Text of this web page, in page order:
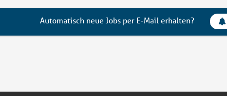
Automatisch neue Jobs per E-Mail erhalten?